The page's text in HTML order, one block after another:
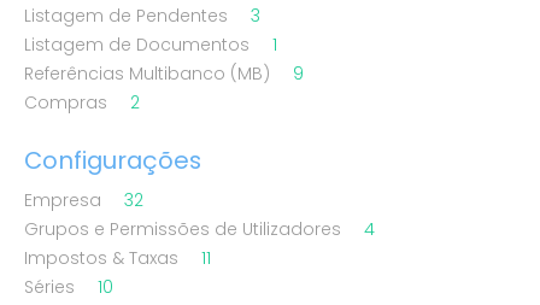
Listagem de Pendentes
3
Listagem de Documentos
1
Referências Multibanco (MB)
9
Compras
2
Configurações
Empresa
32
Grupos e Permissões de Utilizadores
4
Impostos & Taxas
11
Séries
10